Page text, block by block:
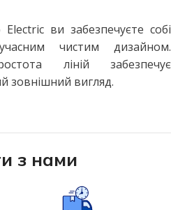
ви забезпечуєте собі
чистим дизайном.
ліній забезпечує
зовнішний вигляд.
з нами